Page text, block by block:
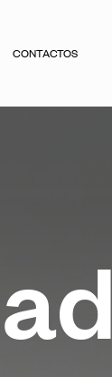
CONTACTOS
ad